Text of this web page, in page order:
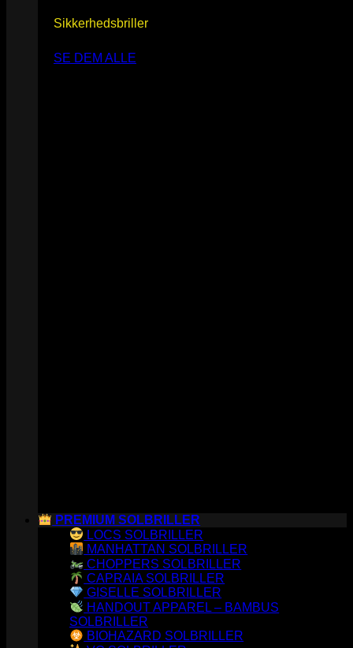
Sikkerhedsbriller
SE DEM ALLE
PREMIUM SOLBRILLER
LOCS SOLBRILLER
MANHATTAN SOLBRILLER
CHOPPERS SOLBRILLER
CAPRAIA SOLBRILLER
GISELLE SOLBRILLER
HANDOUT APPAREL – BAMBUS
SOLBRILLER
BIOHAZARD SOLBRILLER